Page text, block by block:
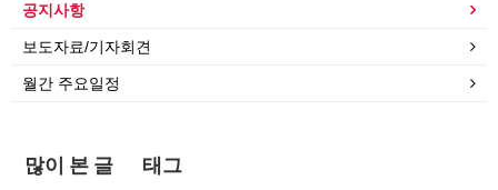
공지사항
보도자료/기자회견
월간 주요일정
많이 본 글 태그